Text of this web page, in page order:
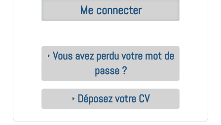
Vous avez perdu votre mot de
passe ?
Déposez votre CV